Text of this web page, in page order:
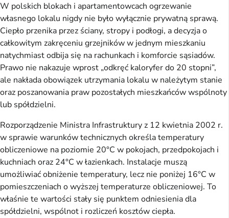
W polskich blokach i apartamentowcach ogrzewanie
własnego lokalu nigdy nie było wyłącznie prywatną sprawą.
Ciepło przenika przez ściany, stropy i podłogi, a decyzja o
całkowitym zakręceniu grzejników w jednym mieszkaniu
natychmiast odbija się na rachunkach i komforcie sąsiadów.
Prawo nie nakazuje wprost „odkręć kaloryfer do 20 stopni”,
ale nakłada obowiązek utrzymania lokalu w należytym stanie
oraz poszanowania praw pozostałych mieszkańców wspólnoty
lub spółdzielni.
Rozporządzenie Ministra Infrastruktury z 12 kwietnia 2002 r.
w sprawie warunków technicznych określa temperatury
obliczeniowe na poziomie 20°C w pokojach, przedpokojach i
kuchniach oraz 24°C w łazienkach. Instalacje muszą
umożliwiać obniżenie temperatury, lecz nie poniżej 16°C w
pomieszczeniach o wyższej temperaturze obliczeniowej. To
właśnie te wartości stały się punktem odniesienia dla
spółdzielni, wspólnot i rozliczeń kosztów ciepła.